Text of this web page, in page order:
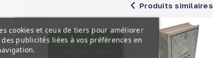
Produits similaires
cookies et ceux de tiers pour améliorer
publicités liées à vos préférences en